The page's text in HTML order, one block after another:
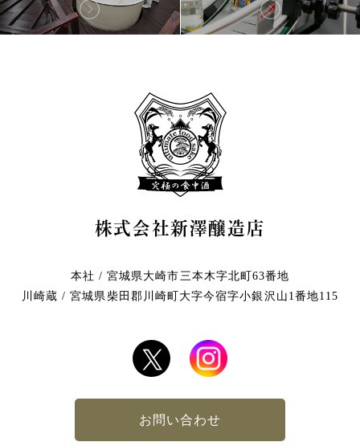
株式会社新澤醸造店
本社 / 宮城県大崎市三本木字北町63番地
川崎蔵 / 宮城県柴田郡川崎町大字今宿字小銀沢山1番地115
お問い合わせ